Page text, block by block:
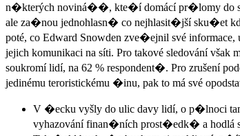
n�kterých noviná��, kte�í domácí pr�lomy do
ale za�nou jednohlasn� co nejhlasit�jší sku�et
poté, co Edward Snowden zve�ejnil své
jejich komunikaci na síti. Pro takové sledování
soukromí lidí, na 62 % respondent�. Pro zrušení
jedinému teroristickému �inu, pak to má své
V �ecku vyšly do ulic davy lidí, o p�lnoci
vyhazování finan�ních prost�edk� a hodlá